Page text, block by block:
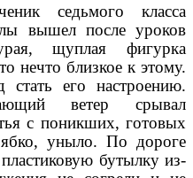
седьмого класса
вышел после уроков
щуплая фигурка
нечто близкое к этому.
его настроению.
ветер срывал
с поникших, готовых
уныло. По дороге
бутылку из-